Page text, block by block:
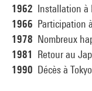
1962 Installation à
1966 Participation
1978 Nombreux
1981 Retour au
1990 Décès à Tokyo